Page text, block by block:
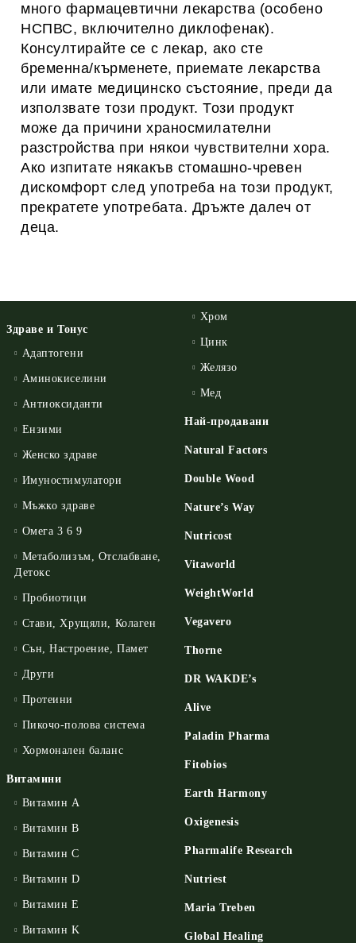
много фармацевтични лекарства (особено
НСПВС, включително диклофенак).
Консултирайте се с лекар, ако сте
бременна/кърменете, приемате лекарства
или имате медицинско състояние, преди да
използвате този продукт. Този продукт
може да причини храносмилателни
разстройства при някои чувствителни хора.
Ако изпитате някакъв стомашно-чревен
дискомфорт след употреба на този продукт,
прекратете употребата. Дръжте далеч от
деца.
Здраве и Тонус
Адаптогени
Аминокиселини
Антиоксиданти
Ензими
Женско здраве
Имуностимулатори
Мъжко здраве
Омега 3 6 9
Метаболизъм, Отслабване,
Детокс
Пробиотици
Стави, Хрущяли, Колаген
Сън, Настроение, Памет
Други
Протеини
Пикочо-полова система
Хормонален баланс
Витамини
Витамин А
Витамин B
Витамин C
Витамин D
Витамин E
Витамин K
Хром
Цинк
Желязо
Мед
Най-продавани
Natural Factors
Double Wood
Nature’s Way
Nutricost
Vitaworld
WeightWorld
Vegavero
Thorne
DR WAKDE’s
Alive
Paladin Pharma
Fitobios
Earth Harmony
Oxigenesis
Pharmalife Research
Nutriest
Maria Treben
Global Healing